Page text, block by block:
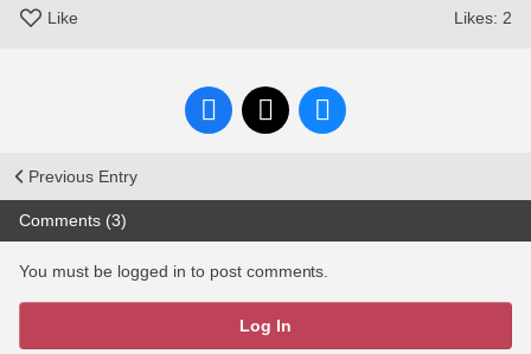
Like Likes: 2
Previous Entry
Comments (3)
You must be logged in to post comments.
Log In